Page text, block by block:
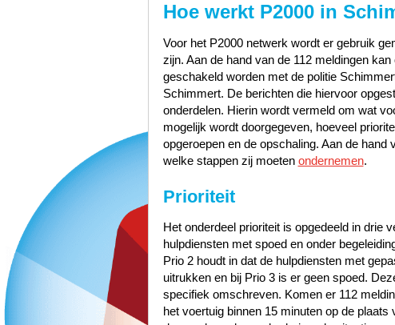
Hoe werkt P2000 in
Voor het P2000 netwerk wordt er gebruik
zijn. Aan de hand van de 112 meldingen
geschakeld worden met de politie
Schimmert. De berichten die hiervoor
onderdelen. Hierin wordt vermeld om wat
mogelijk wordt doorgegeven, hoeveel
opgeroepen en de opschaling. Aan de
welke stappen zij moeten ondernemen.
Prioriteit
Het onderdeel prioriteit is opgedeeld in drie
hulpdiensten met spoed en onder
Prio 2 houdt in dat de hulpdiensten met
uitrukken en bij Prio 3 is er geen spoed.
specifiek omschreven. Komen er 112
het voertuig binnen 15 minuten op de